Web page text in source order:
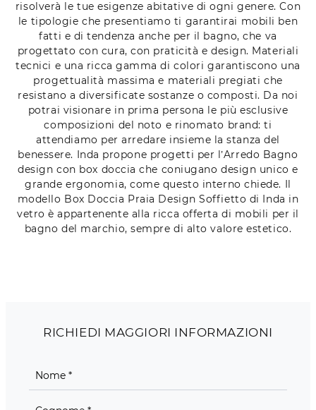
risolverà le tue esigenze abitative di ogni genere. Con
le tipologie che presentiamo ti garantirai mobili ben
fatti e di tendenza anche per il bagno, che va
progettato con cura, con praticità e design. Materiali
tecnici e una ricca gamma di colori garantiscono una
progettualità massima e materiali pregiati che
resistano a diversificate sostanze o composti. Da noi
potrai visionare in prima persona le più esclusive
composizioni del noto e rinomato brand: ti
attendiamo per arredare insieme la stanza del
benessere. Inda propone progetti per l’Arredo Bagno
design con box doccia che coniugano design unico e
grande ergonomia, come questo interno chiede. Il
modello Box Doccia Praia Design Soffietto di Inda in
vetro è appartenente alla ricca offerta di mobili per il
bagno del marchio, sempre di alto valore estetico.
RICHIEDI MAGGIORI INFORMAZIONI